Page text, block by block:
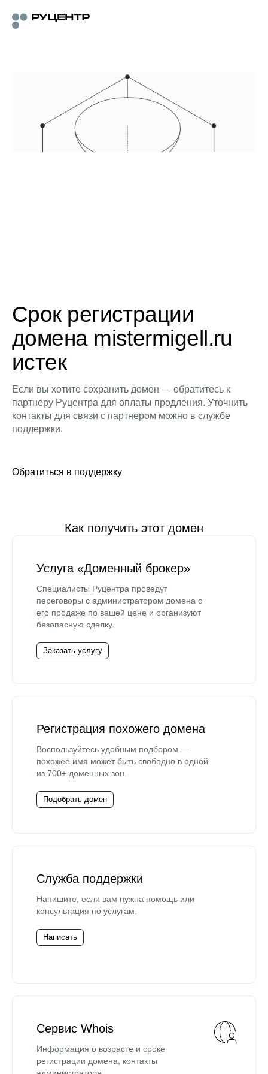
Срок регистрации
домена mistermigell.ru
истек
Если вы хотите сохранить домен — обратитесь к
партнеру Руцентра для оплаты продления. Уточнить
контакты для связи с партнером можно в службе
поддержки.
Обратиться в поддержку
Как получить этот домен
Услуга «Доменный брокер»
Специалисты Руцентра проведут
переговоры с администратором домена о
его продаже по вашей цене и организуют
безопасную сделку.
Заказать услугу
Регистрация похожего домена
Воспользуйтесь удобным подбором —
похожее имя может быть свободно в одной
из 700+ доменных зон.
Подобрать домен
Служба поддержки
Напишите, если вам нужна помощь или
консультация по услугам.
Написать
Сервис Whois
Информация о возрасте и сроке
регистрации домена, контакты